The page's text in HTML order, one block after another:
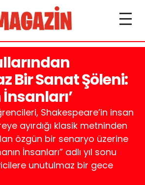
Bir Sanat Şöleni:
Shakespeare’in insan
ayırdığı klasik metninden
özgün bir senaryo üzerine
İnsanları” adlı yıl sonu
unutulmaz bir gece